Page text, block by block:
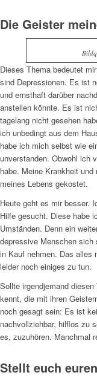
Die Geister
Dieses Thema bedeutet
sind Depressionen. Es ist
und ernsthaft darüber
anstellen könnte. Es ist
tagelang nicht gesehen
ich unbedingt aus dem
habe ich mich selbst wie
unverstanden. Obwohl ich
habe. Meine Krankheit
meines Lebens gekostet.
Heute geht es mir besser.
Hilfe gesucht. Diese habe
Umständen. Denn ein
depressive Menschen sich
in Kauf nehmen. Das alles
leider noch einiges zu tun.
Sollte irgendjemand
kennt, die mit ihren
noch gesagt sein: Es ist
nachvollziehbar, hilflos zu
es, zuzuhören. Manchmal
Stellt euch